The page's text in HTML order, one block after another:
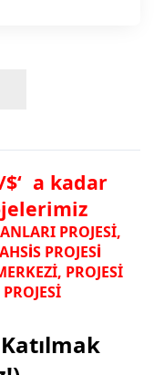
$‘ a kadar
PROJESİ,
İS PROJESİ
PROJESİ